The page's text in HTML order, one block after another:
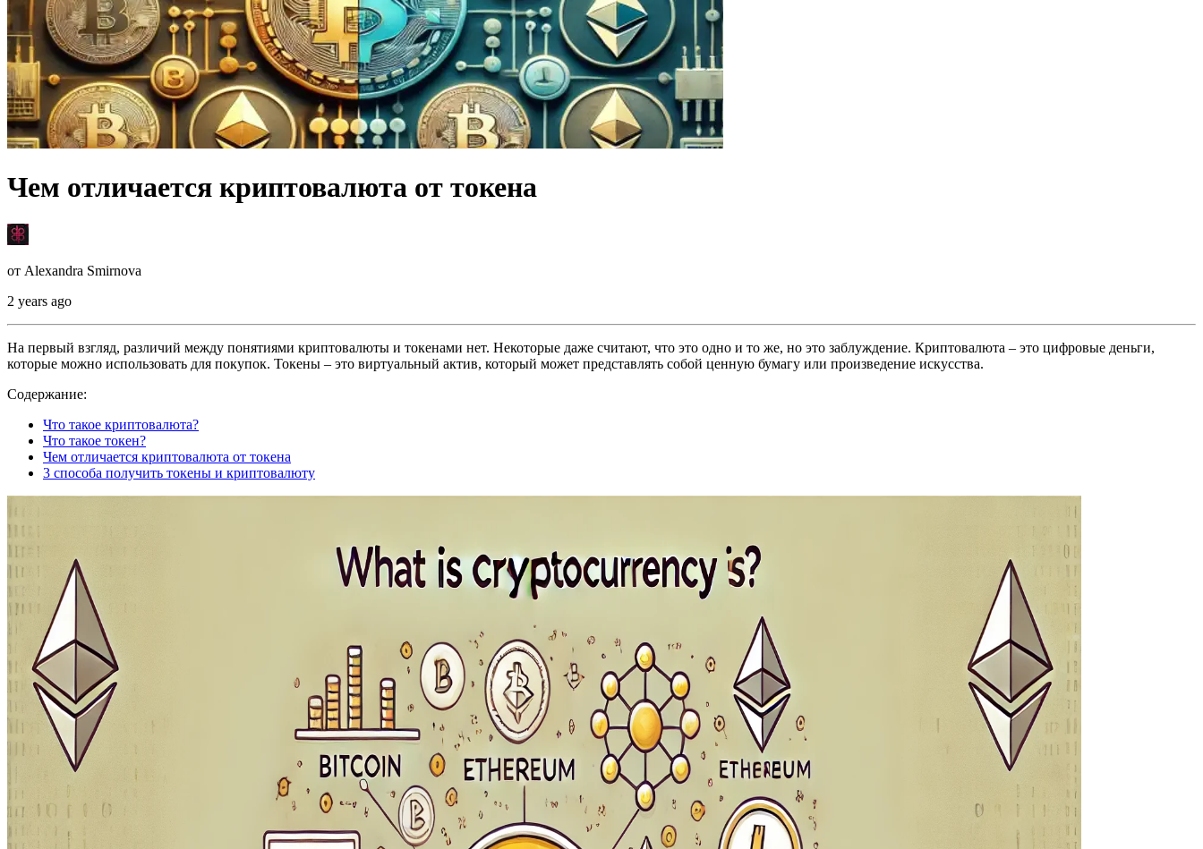
Чем отличается криптовалюта от токена
от Alexandra Smirnova
2 years ago
На первый взгляд, различий между понятиями криптовалюты и токенами нет. Некоторые даже считают, что это одно и то же, но это заблуждение. Криптовалюта – это цифровые деньги,
которые можно использовать для покупок. Токены – это виртуальный актив, который может представлять собой ценную бумагу или произведение искусства.
Содержание:
Что такое криптовалюта?
Что такое токен?
Чем отличается криптовалюта от токена
3 способа получить токены и криптовалюту